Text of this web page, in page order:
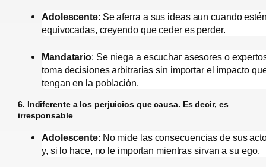
Adolescente: Se aferra a sus ideas aun cuando
equivocadas, creyendo que ceder es perder.
Mandatario: Se niega a escuchar asesores o
toma decisiones arbitrarias sin importar el impacto
tengan en la población.
6. Indiferente a los perjuicios que causa. Es decir, es
irresponsable
Adolescente: No mide las consecuencias de sus
y, si lo hace, no le importan mientras sirvan a su ego.